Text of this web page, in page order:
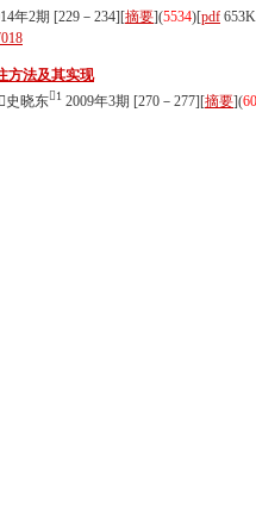
年2期 [229－234][摘要](5534)[pdf
方法及其实现
史晓东1 2009年3期 [270－277][摘要](